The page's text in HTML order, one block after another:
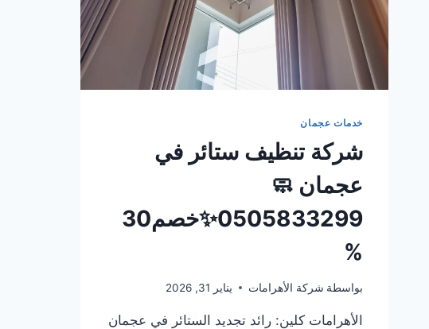
خدمات عجمان
شركة تنظيف ستائر في
عجمان 🧼
0505833299✨خصم30
%
بواسطة شركة الأهرامات يناير 31, 2026
الأهرامات كلين: رائد تجديد الستائر في عجمان